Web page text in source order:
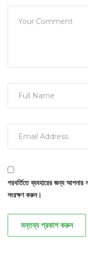
পরবর্তিতে ব্যবহারের জন্য আপনার
সংরক্ষণ করুন।
মন্তব্য প্রকাশ করুন